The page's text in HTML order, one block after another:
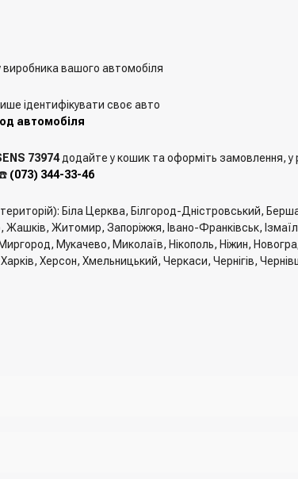
виробника вашого автомобіля
ідентифікувати своє авто
автомобіля
73974додайте у кошик та оформіть замовлення, у
(073) 344-33-46
Біла Церква, Білгород-Дністровський,
Житомир, Запоріжжя, Івано-Франківськ,
Мукачево, Миколаїв, Нікополь, Ніжин,
Херсон, Хмельницький, Черкаси, Чернігів,